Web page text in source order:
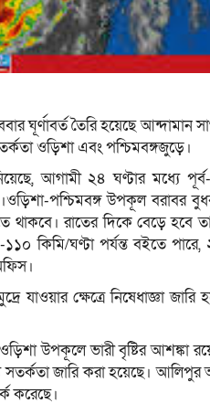
ঘূর্ণাবর্ত তৈরি হয়েছে আন্দামান
ওড়িশা এবং পশ্চিমবঙ্গজুড়ে।
আগামী ২৪ ঘণ্টার মধ্যে
পশ্চিমবঙ্গ উপকূল বরাবর
রাতের দিকে বেড়ে হবে
কিমি/ঘণ্টা পর্যন্ত বইতে
যাওয়ার ক্ষেত্রে নিষেধাজ্ঞা
উপকূলে ভারী বৃষ্টির আশঙ্কা
সতর্কতা জারি করা হয়েছে।
করেছে।